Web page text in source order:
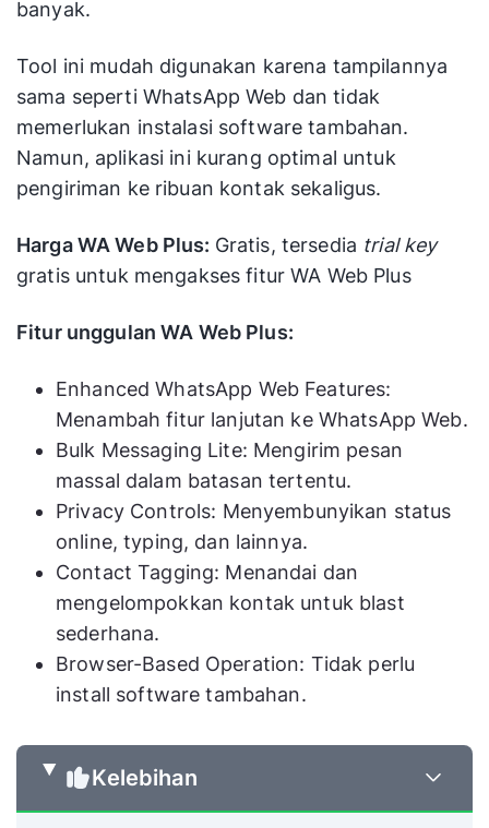
banyak.
Tool ini mudah digunakan karena tampilannya
sama seperti WhatsApp Web dan tidak
memerlukan instalasi software tambahan.
Namun, aplikasi ini kurang optimal untuk
pengiriman ke ribuan kontak sekaligus.
Harga WA Web Plus: Gratis, tersedia trial key
gratis untuk mengakses fitur WA Web Plus
Fitur unggulan WA Web Plus:
Enhanced WhatsApp Web Features:
Menambah fitur lanjutan ke WhatsApp Web.
Bulk Messaging Lite: Mengirim pesan
massal dalam batasan tertentu.
Privacy Controls: Menyembunyikan status
online, typing, dan lainnya.
Contact Tagging: Menandai dan
mengelompokkan kontak untuk blast
sederhana.
Browser-Based Operation: Tidak perlu
install software tambahan.
Kelebihan